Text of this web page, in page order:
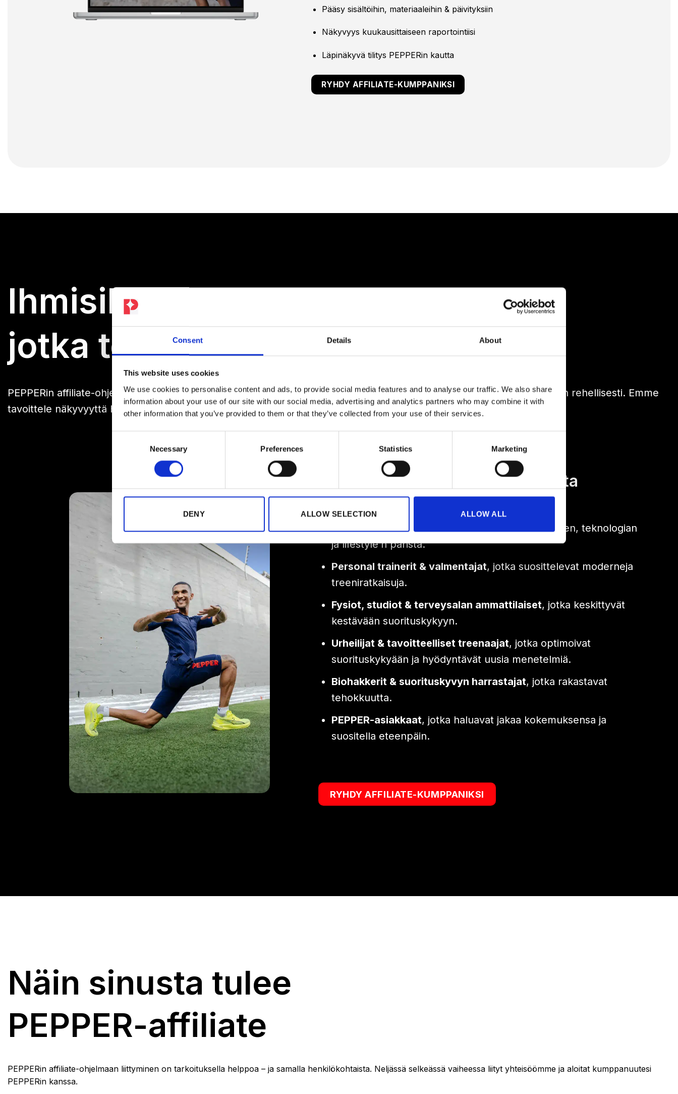
Consent Details About
This website uses cookies
We use cookies to personalise content and ads, to provide social media features and to analyse our traffic. We also share
information about your use of our site with our social media, advertising and analytics partners who may combine it with
other information that you’ve provided to them or that they’ve collected from your use of their services.
Necessary Preferences Statistics Marketing
DENY ALLOW SELECTION ALLOW ALL
Pääsy sisältöihin, materiaaleihin & päivityksiin
Näkyvyys kuukausittaiseen raportointiisi
Läpinäkyvä tilitys PEPPERin kautta
RYHDY AFFILIATE-KUMPPANIKSI
Ihmisille,
jotka todella tuntevat PEPPERin
PEPPERin affiliate-ohjelma on suunnattu ihmisille, jotka haluavat ajatella treeniä uudella tavalla ja inspiroida yhteisöään rehellisesti. Emme
tavoittele näkyvyyttä hinnalla millä hyvänsä, vaanaitoutta, laatua ja aitoa innostusta fiksummasta treenistä
Kumppanimme tulevat seuraavilta
alueilta:
Sisällöntuottajat & vaikuttajat
fitnessin, terveyden, teknologian
ja lifestyle’n parista.
Personal trainerit & valmentajat, jotka suosittelevat moderneja
treeniratkaisuja.
Fysiot, studiot & terveysalan ammattilaiset, jotka keskittyvät
kestävään suorituskykyyn.
Urheilijat & tavoitteelliset treenaajat, jotka optimoivat
suorituskykyään ja hyödyntävät uusia menetelmiä.
Biohakkerit & suorituskyvyn harrastajat, jotka rakastavat
tehokkuutta.
PEPPER-asiakkaat, jotka haluavat jakaa kokemuksensa ja
suositella eteenpäin.
RYHDY AFFILIATE-KUMPPANIKSI
Näin sinusta tulee
PEPPER-affiliate
PEPPERin affiliate-ohjelmaan liittyminen on tarkoituksella helppoa – ja samalla henkilökohtaista. Neljässä selkeässä vaiheessa liityt yhteisöömme ja aloitat kumppanuutesi
PEPPERin kanssa.